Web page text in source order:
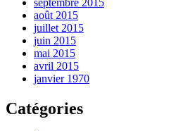
août 2015
juillet 2015
juin 2015
mai 2015
avril 2015
janvier 1970
Catégories